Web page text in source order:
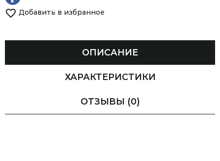
Добавить в избранное
ОПИСАНИЕ
ХАРАКТЕРИСТИКИ
ОТЗЫВЫ (0)